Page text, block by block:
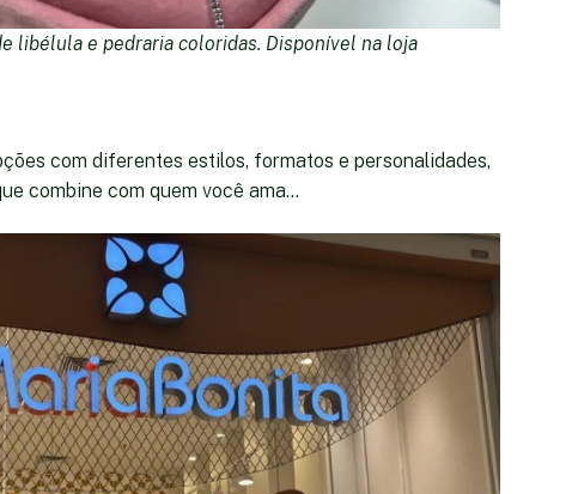
libélula e pedraria coloridas. Disponível na loja
com diferentes estilos, formatos e personalidades,
combine com quem você ama...